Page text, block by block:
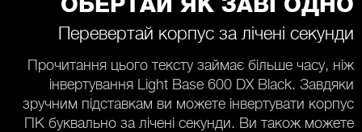
ОБЕРТАЙ ЯК ЗАВГОДНО
Перевертай корпус за лічені секунди
Прочитання цього тексту займає більше часу, ніж
інвертування Light Base 600 DX Black. Завдяки
зручним підставкам ви можете інвертувати корпус
ПК буквально за лічені секунди. Ви також можете